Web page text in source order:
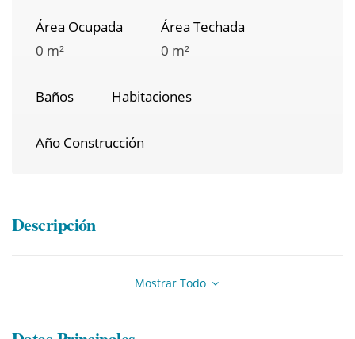
Área Ocupada
0 m²
Área Techada
0 m²
Baños Habitaciones
Año Construcción
Descripción
Mostrar Todo